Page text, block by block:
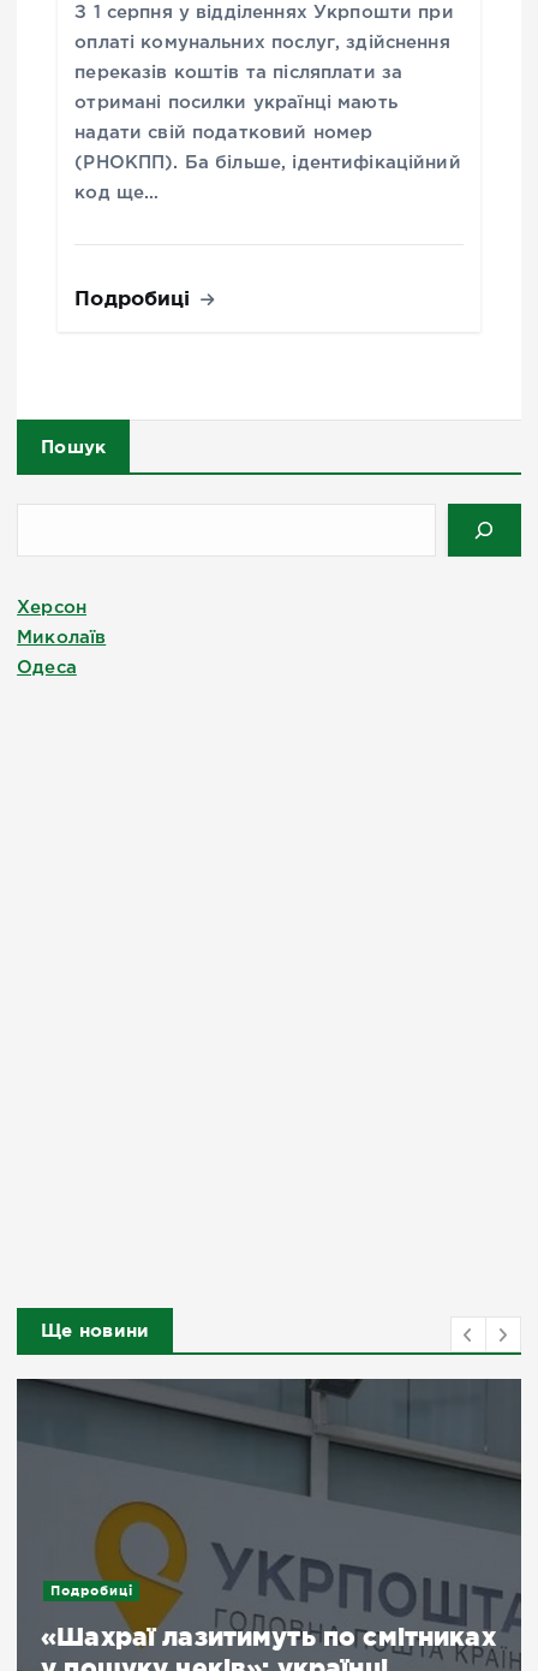
З 1 серпня у відділеннях Укрпошти при
оплаті комунальних послуг, здійснення
переказів коштів та післяплати за
отримані посилки українці мають
надати свій податковий номер
(РНОКПП). Ба більше, ідентифікаційний
код ще…
Подробиці
Пошук
Херсон
Миколаїв
Одеса
Ще новини
Подробиці
«Шахраї лазитимуть по смітниках